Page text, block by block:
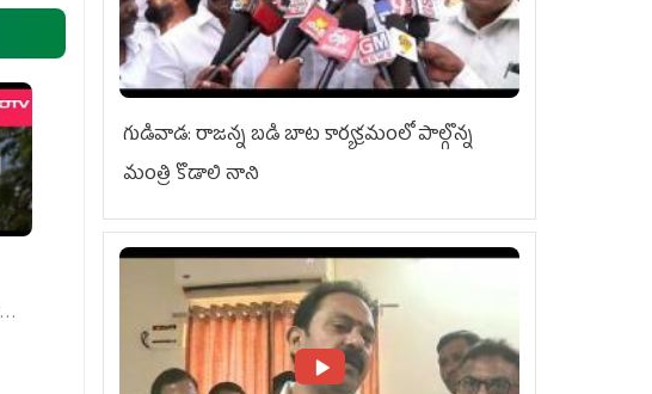
గుడివాడ: రాజన్న బడి బాట కార్యక్రమంలో పాల్గొన్న
మంత్రి కొడాలి నాని